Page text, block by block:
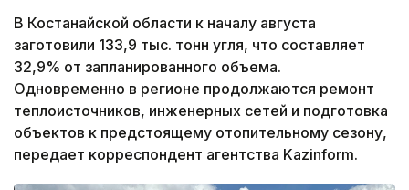
В Костанайской области к началу августа
заготовили 133,9 тыс. тонн угля, что составляет
32,9% от запланированного объема.
Одновременно в регионе продолжаются ремонт
теплоисточников, инженерных сетей и подготовка
объектов к предстоящему отопительному сезону,
передает корреспондент агентства Kazinform.